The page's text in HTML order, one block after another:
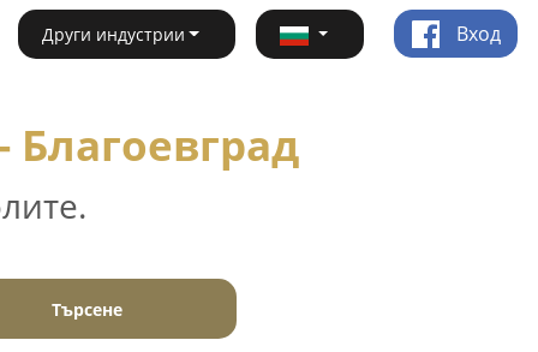
Други индустрии Вход
Търсене